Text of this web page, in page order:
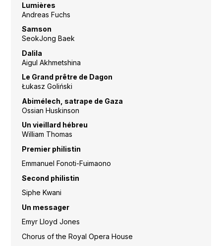
Lumières
Andreas Fuchs
Samson
SeokJong Baek
Dalila
Aigul Akhmetshina
Le Grand prêtre de Dagon
Łukasz Goliński
Abimélech, satrape de Gaza
Ossian Huskinson
Un vieillard hébreu
William Thomas
Premier philistin
Emmanuel Fonoti-Fuimaono
Second philistin
Siphe Kwani
Un messager
Emyr Lloyd Jones
Chorus of the Royal Opera House